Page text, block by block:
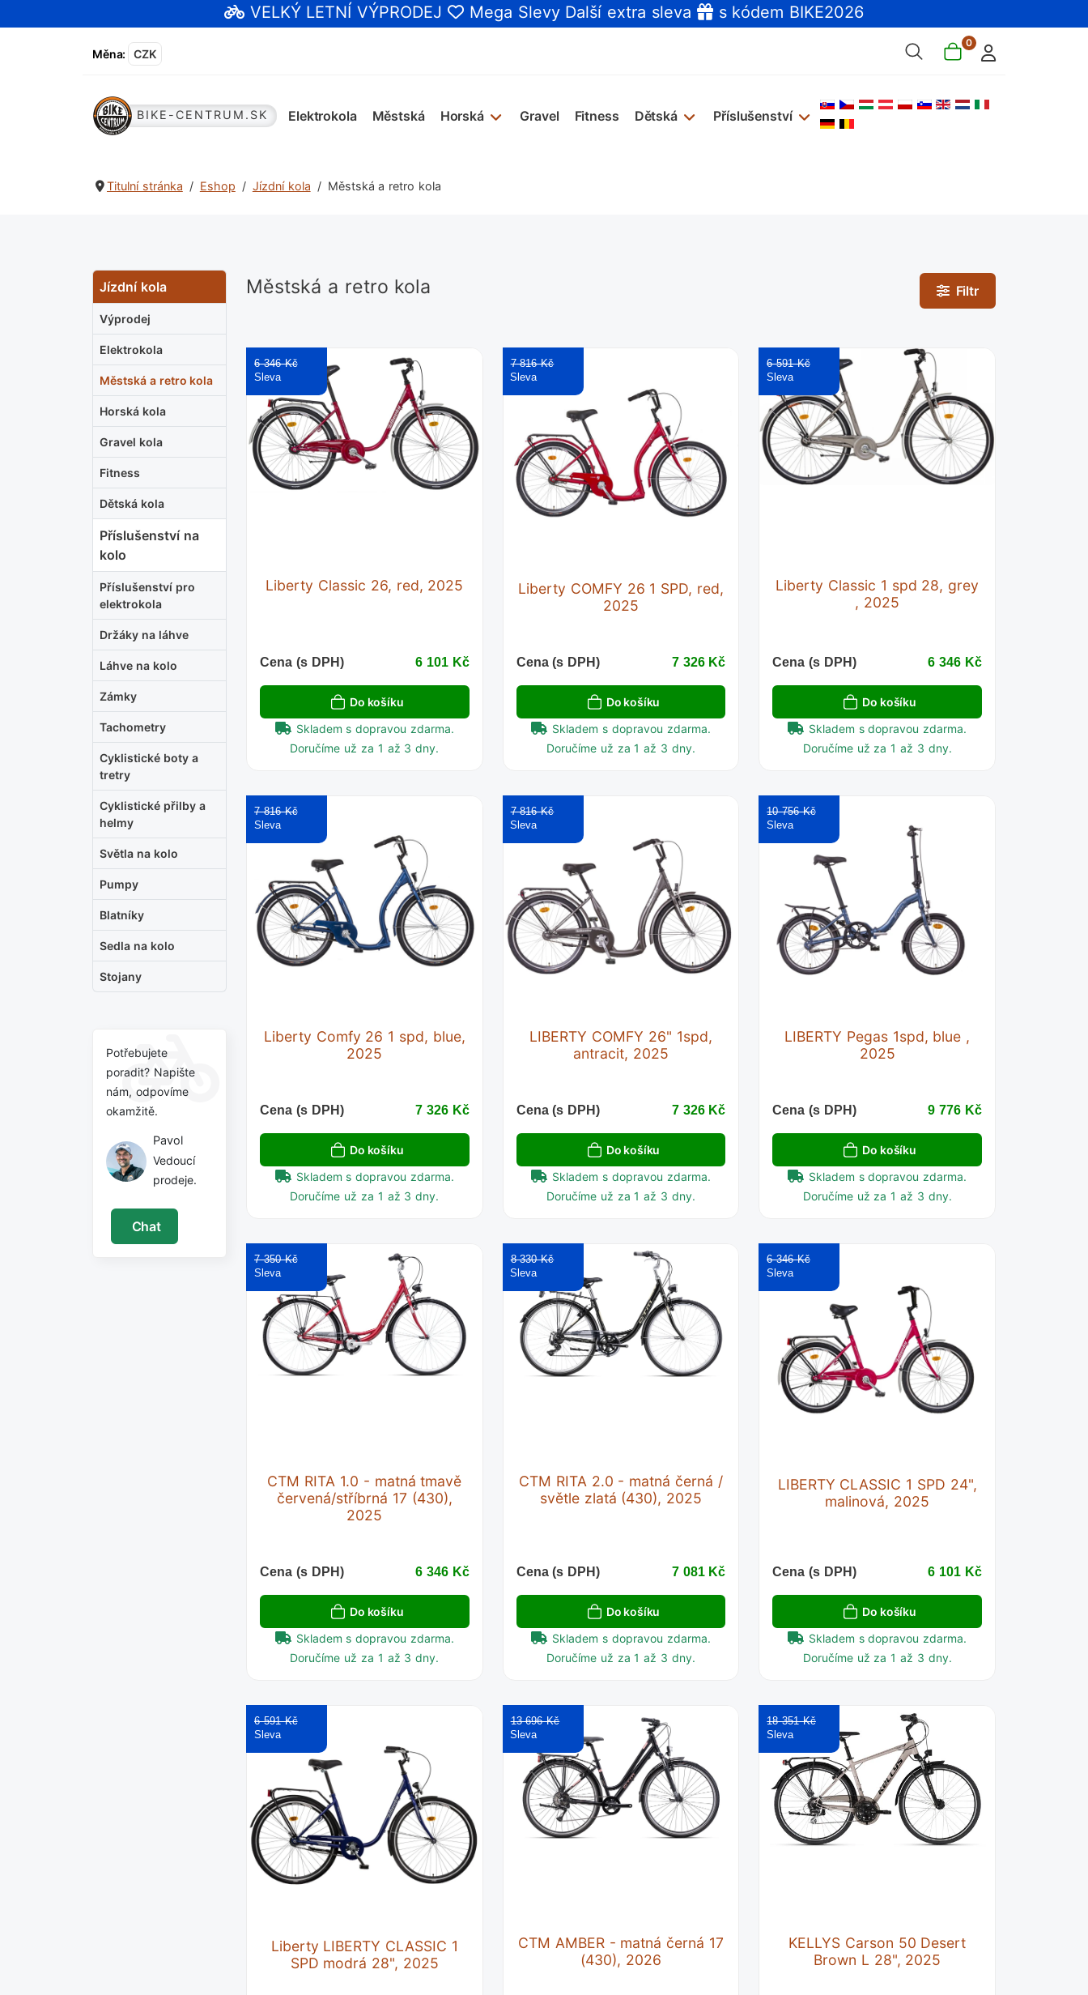
VELKÝ LETNÍ VÝPRODEJ Mega SlevyDalší extra sleva s kódem BIKE2026
Měna: CZK
0
BIKE-CENTRUM.SK Elektrokola Městská Horská Gravel Fitness Dětská Příslušenství
Zvolte jazyk
Titulní stránka Eshop Jízdní kola Městská a retro kola
Jízdní kola
Výprodej
Elektrokola
Městská a retro kola
Horská kola
Gravel kola
Fitness
Dětská kola
Příslušenství na
kolo
Příslušenství pro
elektrokola
Držáky na láhve
Láhve na kolo
Zámky
Tachometry
Cyklistické boty a
tretry
Cyklistické přilby a
helmy
Světla na kolo
Pumpy
Blatníky
Sedla na kolo
Stojany
Potřebujete
poradit? Napište
nám, odpovíme
okamžitě.
Pavol
Vedoucí
prodeje.
Chat
Městská a retro kola Filtr
Liberty Classic 26, red, 2025
6 346 Kč
Cena (s DPH) 6 101 Kč
Do košíku
Skladem s dopravou zdarma.
Doručíme už za 1 až 3 dny.
Liberty COMFY 26 1 SPD, red,
2025
7 816 Kč
Cena (s DPH) 7 326 Kč
Do košíku
Skladem s dopravou zdarma.
Doručíme už za 1 až 3 dny.
Liberty Classic 1 spd 28, grey
, 2025
6 591 Kč
Cena (s DPH) 6 346 Kč
Do košíku
Skladem s dopravou zdarma.
Doručíme už za 1 až 3 dny.
Liberty Comfy 26 1 spd, blue,
2025
7 816 Kč
Cena (s DPH) 7 326 Kč
Do košíku
Skladem s dopravou zdarma.
Doručíme už za 1 až 3 dny.
LIBERTY COMFY 26" 1spd,
antracit, 2025
7 816 Kč
Cena (s DPH) 7 326 Kč
Do košíku
Skladem s dopravou zdarma.
Doručíme už za 1 až 3 dny.
LIBERTY Pegas 1spd, blue ,
2025
10 756 Kč
Cena (s DPH) 9 776 Kč
Do košíku
Skladem s dopravou zdarma.
Doručíme už za 1 až 3 dny.
CTM RITA 1.0 - matná tmavě
červená/stříbrná 17 (430),
2025
7 350 Kč
Cena (s DPH) 6 346 Kč
Do košíku
Skladem s dopravou zdarma.
Doručíme už za 1 až 3 dny.
CTM RITA 2.0 - matná černá /
světle zlatá (430), 2025
8 330 Kč
Cena (s DPH) 7 081 Kč
Do košíku
Skladem s dopravou zdarma.
Doručíme už za 1 až 3 dny.
LIBERTY CLASSIC 1 SPD 24",
malinová, 2025
6 346 Kč
Cena (s DPH) 6 101 Kč
Do košíku
Skladem s dopravou zdarma.
Doručíme už za 1 až 3 dny.
Liberty LIBERTY CLASSIC 1
SPD modrá 28", 2025
6 591 Kč
CTM AMBER - matná černá 17
(430), 2026
13 696 Kč
KELLYS Carson 50 Desert
Brown L 28", 2025
18 351 Kč